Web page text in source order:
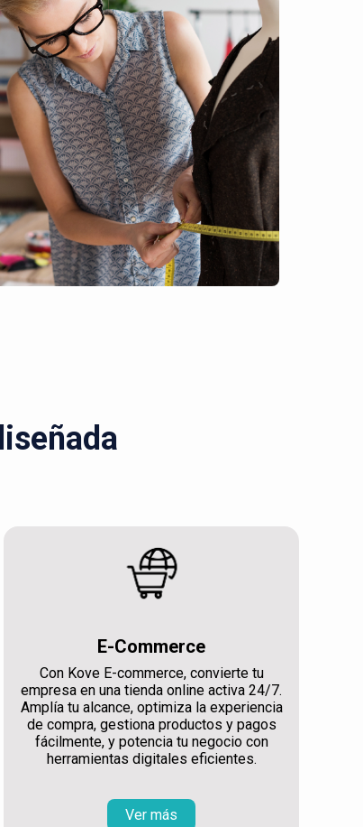
E-Commerce
Con Kove E-commerce, convierte tu
empresa en una tienda online activa 24/7.
Amplía tu alcance, optimiza la experiencia
de compra, gestiona productos y pagos
fácilmente, y potencia tu negocio con
herramientas digitales eficientes.
Ver más